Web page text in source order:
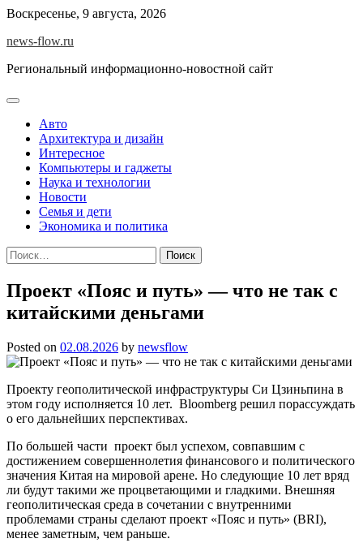
Skip
content
Воскресенье, 9 августа, 2026
news-flow.ru
Региональный информационно-новостной сайт
Авто
Архитектура и дизайн
Интересное
Компьютеры и гаджеты
Наука и технологии
Новости
Семья и дети
Экономика и политика
Найти:
Проект «Пояс и путь» — что не так с
китайскими деньгами
Posted on 02.08.2026 by newsflow
Проекту геополитической инфраструктуры Си Цзиньпина в
этом году исполняется 10 лет. Bloomberg решил порассуждать
о его дальнейших перспективах.
По большей части проект был успехом, совпавшим с
достижением совершеннолетия финансового и политического
значения Китая на мировой арене. Но следующие 10 лет вряд
ли будут такими же процветающими и гладкими. Внешняя
геополитическая среда в сочетании с внутренними
проблемами страны сделают проект «Пояс и путь» (BRI),
менее заметным, чем раньше.